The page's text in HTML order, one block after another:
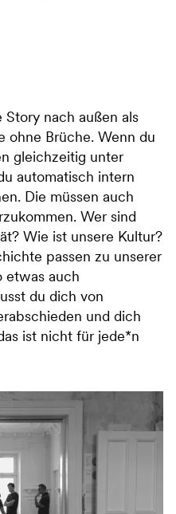
nach außen als
ohne Brüche. Wenn du
gleichzeitig unter
automatisch intern
Die müssen auch
Wer sind
Wie ist unsere Kultur?
passen zu unserer
etwas auch
du dich von
und dich
ist nicht für jede*n